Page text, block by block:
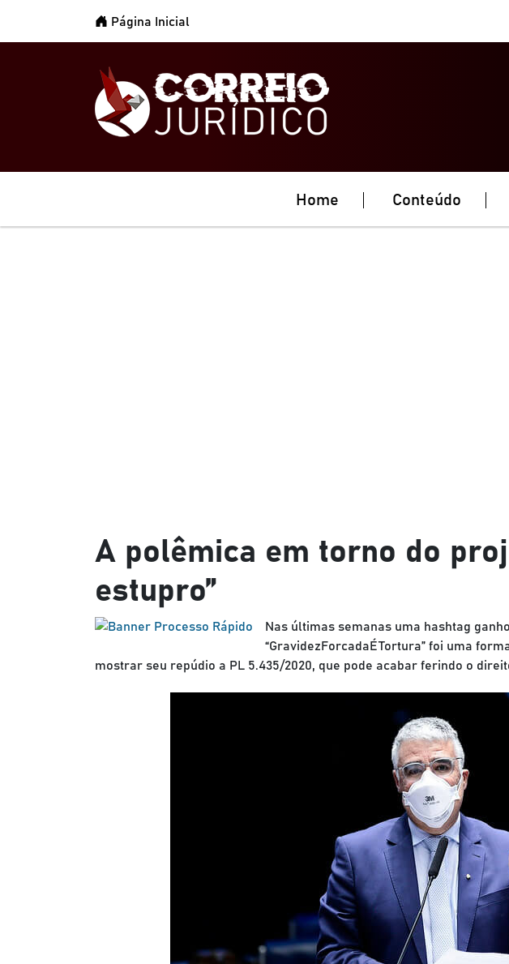
Página Inicial
Home Conteúdo
A polêmica em torno do
estupro”
Nas últimas semanas uma hashtag
“GravidezForcadaÉTortura” foi uma
mostrar seu repúdio a PL 5.435/2020, que pode acabar ferindo o